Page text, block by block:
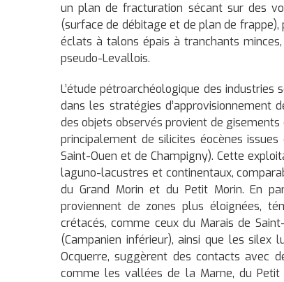
un plan de fracturation sécant sur des
(surface de débitage et de plan de frappe),
éclats à talons épais à tranchants
pseudo-Levallois.
L’étude pétroarchéologique des
dans les stratégies
des objets observés provient de
principalement de silicites éocènes
Saint-Ouen et de Champigny). Cette
laguno-lacustres et continentaux,
du Grand Morin et du Petit Morin. En
proviennent de zones plus éloignées,
crétacés, comme ceux du Marais de
(Campanien inférieur), ainsi que les
Ocquerre, suggèrent des contacts avec
comme les vallées de la Marne, du